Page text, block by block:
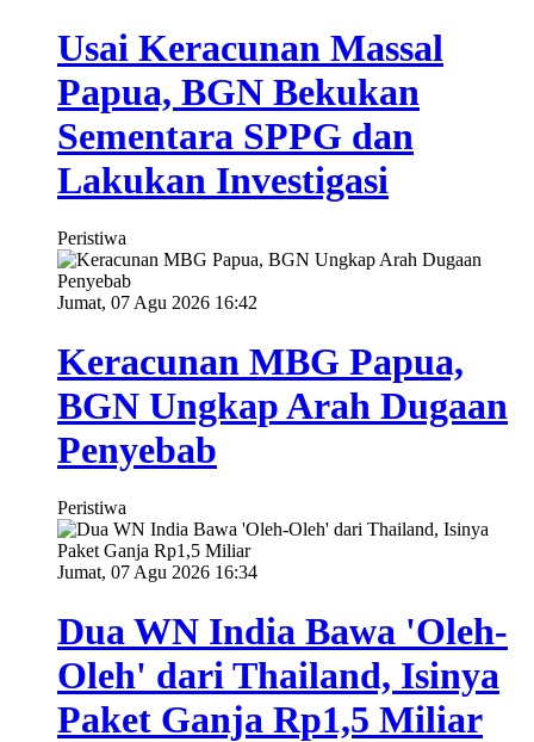
Usai Keracunan Massal
Papua, BGN Bekukan
Sementara SPPG dan
Lakukan Investigasi
Peristiwa
Jumat, 07 Agu 2026 16:42
Keracunan MBG Papua,
BGN Ungkap Arah Dugaan
Penyebab
Peristiwa
Jumat, 07 Agu 2026 16:34
Dua WN India Bawa 'Oleh-
Oleh' dari Thailand, Isinya
Paket Ganja Rp1,5 Miliar